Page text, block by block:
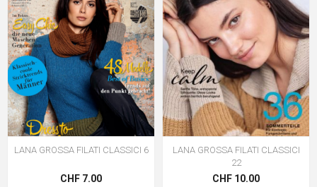
LANA GROSSA FILATI CLASSICI 6
CHF 7.00
LANA GROSSA FILATI CLASSICI
22
CHF 10.00